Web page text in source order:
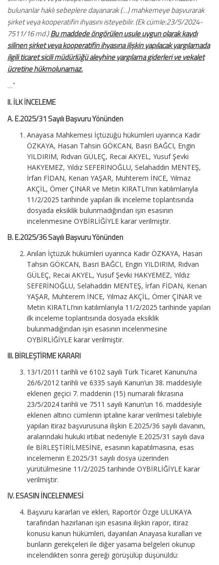
bulunanlar haklı sebeplere dayanarak (…) mahkemeye başvurarak
şirket veya kooperatifin ihyasını isteyebilir. (Ek cümle:23/5/2024-
7511/16 md.)Bu maddede öngörülen usule uygun olarak kaydı
silinen şirket veya kooperatifin ihyasına ilişkin yapılacak yargılamada
ilgili ticaret sicili müdürlüğü aleyhine yargılama giderleri ve vekalet
ücretine hükmolunamaz.
…”
II. İLK İNCELEME
A. E.2025/31 Sayılı Başvuru Yönünden
Anayasa Mahkemesi İçtüzüğü hükümleri uyarınca Kadir
ÖZKAYA, Hasan Tahsin GÖKCAN, Basri BAĞCI, Engin
YILDIRIM, Rıdvan GÜLEÇ, Recai AKYEL, Yusuf Şevki
HAKYEMEZ, Yıldız SEFERİNOĞLU, Selahaddin MENTEŞ,
İrfan FİDAN, Kenan YAŞAR, Muhterem İNCE, Yılmaz
AKÇİL, Ömer ÇINAR ve Metin KIRATLI’nın katılımlarıyla
11/2/2025 tarihinde yapılan ilk inceleme toplantısında
dosyada eksiklik bulunmadığından işin esasının
incelenmesine OYBİRLİĞİYLE karar verilmiştir.
B. E.2025/36 Sayılı Başvuru Yönünden
Anılan İçtüzük hükümleri uyarınca Kadir ÖZKAYA, Hasan
Tahsin GÖKCAN, Basri BAĞCI, Engin YILDIRIM, Rıdvan
GÜLEÇ, Recai AKYEL, Yusuf Şevki HAKYEMEZ, Yıldız
SEFERİNOĞLU, Selahaddin MENTEŞ, İrfan FİDAN, Kenan
YAŞAR, Muhterem İNCE, Yılmaz AKÇİL, Ömer ÇINAR ve
Metin KIRATLI’nın katılımlarıyla 11/2/2025 tarihinde yapılan
ilk inceleme toplantısında dosyada eksiklik
bulunmadığından işin esasının incelenmesine
OYBİRLİĞİYLE karar verilmiştir.
III. BİRLEŞTİRME KARARI
13/1/2011 tarihli ve 6102 sayılı Türk Ticaret Kanunu’na
26/6/2012 tarihli ve 6335 sayılı Kanun’un 38. maddesiyle
eklenen geçici 7. maddenin (15) numaralı fıkrasına
23/5/2024 tarihli ve 7511 sayılı Kanun’un 16. maddesiyle
eklenen altıncı cümlenin iptaline karar verilmesi talebiyle
yapılan itiraz başvurusuna ilişkin E.2025/36 sayılı davanın,
aralarındaki hukuki irtibat nedeniyle E.2025/31 sayılı dava
ile BİRLEŞTİRİLMESİNE, esasının kapatılmasına, esas
incelemenin E.2025/31 sayılı dosya üzerinden
yürütülmesine 11/2/2025 tarihinde OYBİRLİĞİYLE karar
verilmiştir.
IV. ESASIN İNCELENMESİ
Başvuru kararları ve ekleri, Raportör Özge ULUKAYA
tarafından hazırlanan işin esasına ilişkin rapor, itiraz
konusu kanun hükümleri, dayanılan Anayasa kuralları ve
bunların gerekçeleri ile diğer yasama belgeleri okunup
incelendikten sonra gereği görüşülüp düşünüldü: